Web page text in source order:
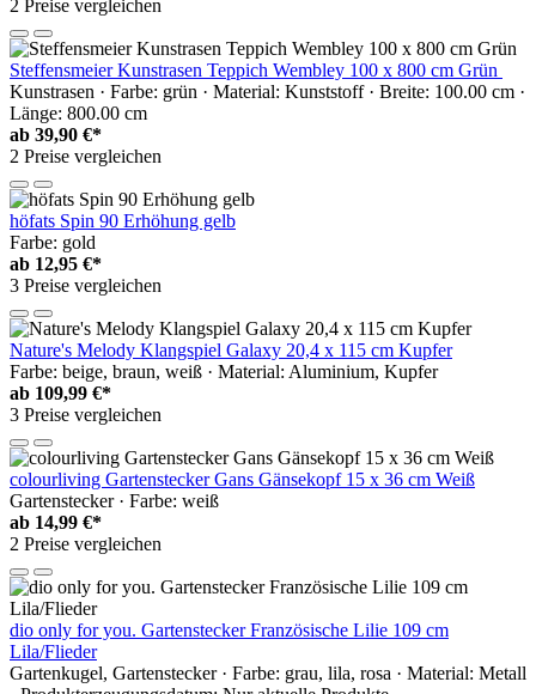
2 Preise vergleichen
Steffensmeier Kunstrasen Teppich Wembley 100 x 800 cm Grün
Kunstrasen · Farbe: grün · Material: Kunststoff · Breite: 100.00 cm ·
Länge: 800.00 cm
ab 39,90 €*
2 Preise vergleichen
höfats Spin 90 Erhöhung gelb
Farbe: gold
ab 12,95 €*
3 Preise vergleichen
Nature's Melody Klangspiel Galaxy 20,4 x 115 cm Kupfer
Farbe: beige, braun, weiß · Material: Aluminium, Kupfer
ab 109,99 €*
3 Preise vergleichen
colourliving Gartenstecker Gans Gänsekopf 15 x 36 cm Weiß
Gartenstecker · Farbe: weiß
ab 14,99 €*
2 Preise vergleichen
dio only for you. Gartenstecker Französische Lilie 109 cm
Lila/Flieder
Gartenkugel, Gartenstecker · Farbe: grau, lila, rosa · Material: Metall